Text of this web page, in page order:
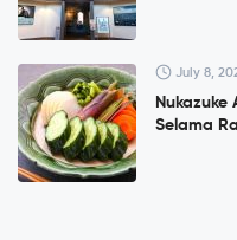
July 8,
Selama